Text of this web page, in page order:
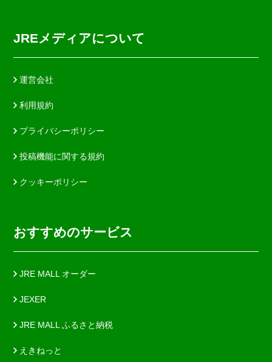
JREメディアについて
運営会社
利用規約
プライバシーポリシー
投稿機能に関する規約
クッキーポリシー
おすすめのサービス
JRE MALL オーダー
JEXER
JRE MALL ふるさと納税
えきねっと